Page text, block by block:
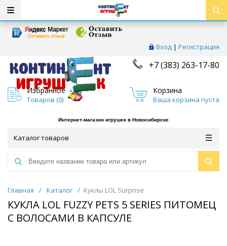
Вход | Регистрация
+7 (383) 263-17-80
Избранное
Товаров (0)
Корзина
Ваша корзина пуста
Интернет-магазин игрушек в Новосибирске
Каталог товаров
Главная / Каталог / Куклы LOL Surprise
КУКЛА LOL FUZZY PETS 5 SERIES ПИТОМЕЦ
С ВОЛОСАМИ В КАПСУЛЕ